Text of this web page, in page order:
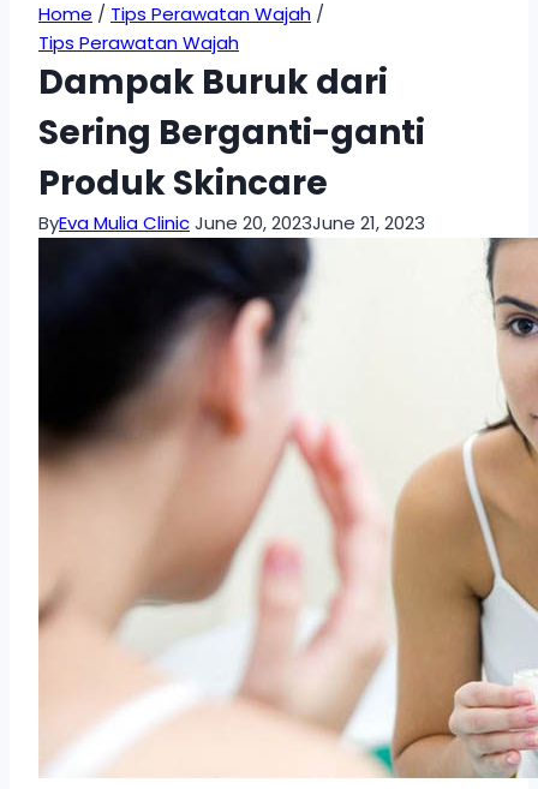
Home / Tips Perawatan Wajah /
Tips Perawatan Wajah
Dampak Buruk dari
Sering Berganti-ganti
Produk Skincare
ByEva Mulia ClinicJune 20, 2023June 21, 2023